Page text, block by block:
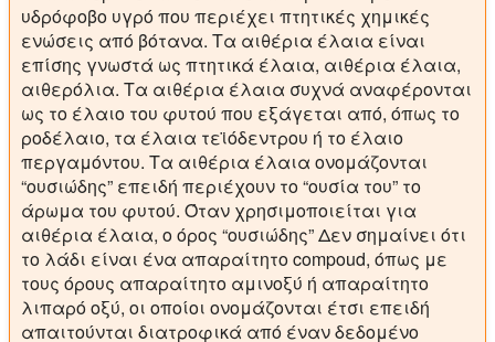
υδρόφοβο υγρό που περιέχει πτητικές χημικές
ενώσεις από βότανα. Τα αιθέρια έλαια είναι
επίσης γνωστά ως πτητικά έλαια, αιθέρια έλαια,
αιθερόλια. Τα αιθέρια έλαια συχνά αναφέρονται
ως το έλαιο του φυτού που εξάγεται από, όπως το
ροδέλαιο, τα έλαια τεϊόδεντρου ή το έλαιο
περγαμόντου. Τα αιθέρια έλαια ονομάζονται
“ουσιώδης” επειδή περιέχουν το “ουσία του” το
άρωμα του φυτού. Όταν χρησιμοποιείται για
αιθέρια έλαια, ο όρος “ουσιώδης” Δεν σημαίνει ότι
το λάδι είναι ένα απαραίτητο compoud, όπως με
τους όρους απαραίτητο αμινοξύ ή απαραίτητο
λιπαρό οξύ, οι οποίοι ονομάζονται έτσι επειδή
απαιτούνται διατροφικά από έναν δεδομένο